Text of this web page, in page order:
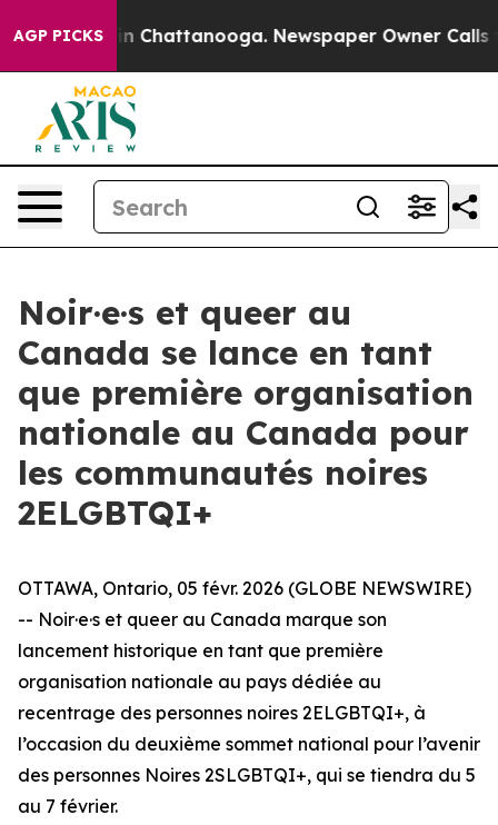
AGP PICKS
Chaos in Chattanooga. Newspaper Owner Calls
Noir·e·s et queer au
Canada se lance en tant
que première organisation
nationale au Canada pour
les communautés noires
2ELGBTQI+
OTTAWA, Ontario, 05 févr. 2026 (GLOBE NEWSWIRE)
-- Noir·e·s et queer au Canada marque son
lancement historique en tant que première
organisation nationale au pays dédiée au
recentrage des personnes noires 2ELGBTQI+, à
l’occasion du deuxième sommet national pour l’avenir
des personnes Noires 2SLGBTQI+, qui se tiendra du 5
au 7 février.